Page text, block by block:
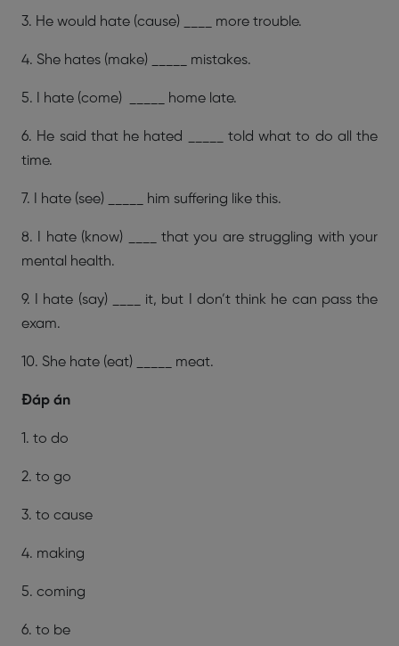
3. He would hate (cause) ____ more trouble.
4. She hates (make) _____ mistakes.
5. I hate (come) _____ home late.
6. He said that he hated _____ told what to do all the
time.
7. I hate (see) _____ him suffering like this.
8. I hate (know) ____ that you are struggling with your
mental health.
9. I hate (say) ____ it, but I don’t think he can pass the
exam.
10. She hate (eat) _____ meat.
Đáp án
1. to do
2. to go
3. to cause
4. making
5. coming
6. to be